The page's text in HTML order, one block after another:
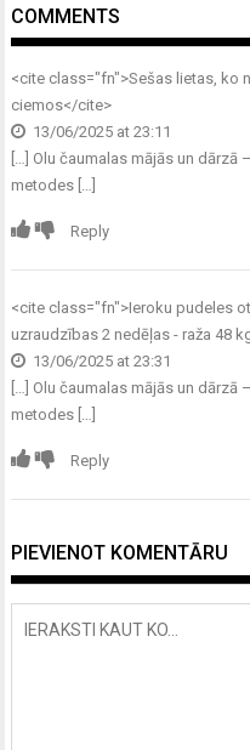
COMMENTS
<cite class="fn">Sešas lietas, ko
ciemos</cite>
13/06/2025 at 23:11
[…] Olu čaumalas mājās un
metodes […]
Reply
<cite class="fn">Ieroku pudeles
uzraudzības 2 nedēļas - raža 48
13/06/2025 at 23:31
[…] Olu čaumalas mājās un
metodes […]
Reply
PIEVIENOT KOMENTĀRU